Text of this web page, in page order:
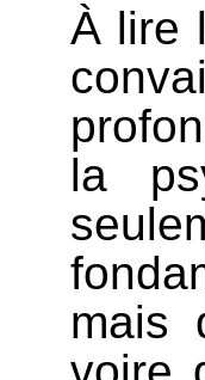
À lire
la
mais